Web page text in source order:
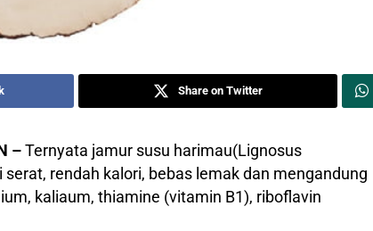
Share on Twitter
–Ternyata jamur susu harimau(Lignosus
rendah kalori, bebas lemak dan mengandung
kaliaum, thiamine (vitamin B1), riboflavin